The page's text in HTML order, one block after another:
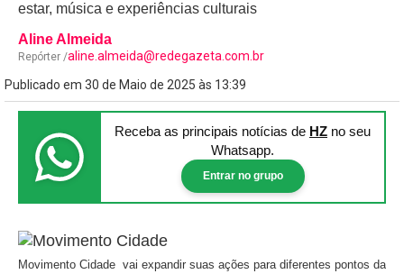
estar, música e experiências culturais
Aline Almeida
Repórter /aline.almeida@redegazeta.com.br
Publicado em 30 de Maio de 2025 às 13:39
Receba as principais notícias de HZ no seu
Whatsapp.
Entrar no grupo
Movimento Cidade vai expandir suas ações para diferentes pontos da